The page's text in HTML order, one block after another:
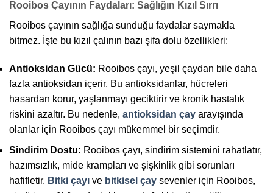
5
Rooibos Çayının Faydaları: Sağlığın Kızıl Sırrı
Rooibos çayının sağlığa sunduğu faydalar saymakla
bitmez. İşte bu kızıl çalının bazı şifa dolu özellikleri:
Antioksidan Gücü: Rooibos çayı, yeşil çaydan bile daha
fazla antioksidan içerir. Bu antioksidanlar, hücreleri
hasardan korur, yaşlanmayı geciktirir ve kronik hastalık
riskini azaltır. Bu nedenle, antioksidan çay arayışında
olanlar için Rooibos çayı mükemmel bir seçimdir.
Sindirim Dostu: Rooibos çayı, sindirim sistemini rahatlatır,
hazımsızlık, mide krampları ve şişkinlik gibi sorunları
hafifletir. Bitki çayı ve bitkisel çay sevenler için Rooibos,